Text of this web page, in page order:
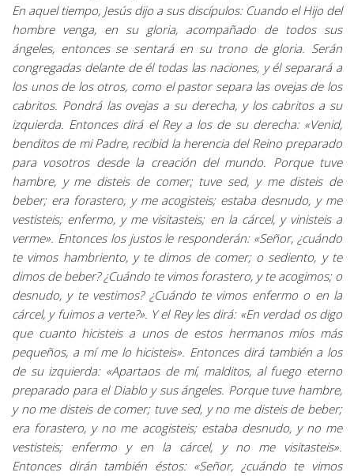
En aquel tiempo, Jesús dijo a sus discípulos: Cuando el Hijo del
hombre venga, en su gloria, acompañado de todos sus
ángeles, entonces se sentará en su trono de gloria. Serán
congregadas delante de él todas las naciones, y él separará a
los unos de los otros, como el pastor separa las ovejas de los
cabritos. Pondrá las ovejas a su derecha, y los cabritos a su
izquierda. Entonces dirá el Rey a los de su derecha: «Venid,
benditos de mi Padre, recibid la herencia del Reino preparado
para vosotros desde la creación del mundo. Porque tuve
hambre, y me disteis de comer; tuve sed, y me disteis de
beber; era forastero, y me acogisteis; estaba desnudo, y me
vestisteis; enfermo, y me visitasteis; en la cárcel, y vinisteis a
verme». Entonces los justos le responderán: «Señor, ¿cuándo
te vimos hambriento, y te dimos de comer; o sediento, y te
dimos de beber? ¿Cuándo te vimos forastero, y te acogimos; o
desnudo, y te vestimos? ¿Cuándo te vimos enfermo o en la
cárcel, y fuimos a verte?». Y el Rey les dirá: «En verdad os digo
que cuanto hicisteis a unos de estos hermanos míos más
pequeños, a mí me lo hicisteis». Entonces dirá también a los
de su izquierda: «Apartaos de mí, malditos, al fuego eterno
preparado para el Diablo y sus ángeles. Porque tuve hambre,
y no me disteis de comer; tuve sed, y no me disteis de beber;
era forastero, y no me acogisteis; estaba desnudo, y no me
vestisteis; enfermo y en la cárcel, y no me visitasteis».
Entonces dirán también éstos: «Señor, ¿cuándo te vimos